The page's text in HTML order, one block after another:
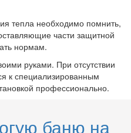
тепла необходимо помнить,
части защитной
нормам.
руками. При отсутствии
к специализированным
профессионально.
баню на